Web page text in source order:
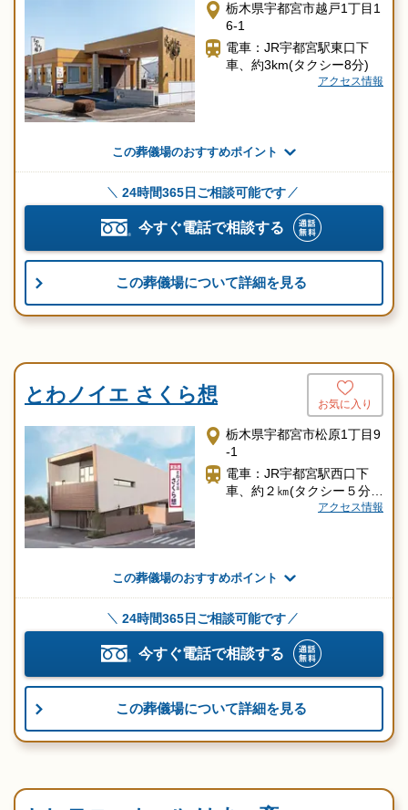
栃木県宇都宮市越戸1丁目1
6-1
電車：JR宇都宮駅東口下
車、約3km(タクシー8分)
アクセス情報
この葬儀場のおすすめポイント
24時間365日ご相談可能です
今すぐ電話で相談する
この葬儀場について詳細を見る
とわノイエ さくら想 お気に入り
栃木県宇都宮市松原1丁目9
-1
電車：JR宇都宮駅西口下
車、約２㎞(タクシー５分)
東武宇都宮駅下車、約1.
アクセス情報
この葬儀場のおすすめポイント
24時間365日ご相談可能です
今すぐ電話で相談する
この葬儀場について詳細を見る